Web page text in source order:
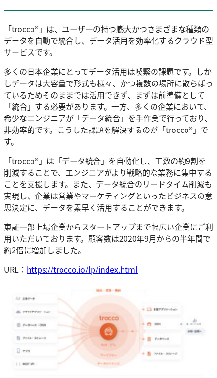
「trocco®」は、ユーザーの持つ膨大かつさまざまな種類の
データを自動で統合し、データ活用を効率化するクラウド型
サービスです。
多くの日本企業にとってデータ活用は喫緊の課題です。しか
しデータは大容量で形式も様々、かつ複数の場所に散らばっ
ているためそのままでは活用できず、まずは前準備として
「統合」する必要があります。一方、多くの企業において、
希少なエンジニアが「データ統合」を手作業で行っており、
非効率的です。こうした課題を解決するのが「trocco®」で
す。
「trocco®」は「データ統合」を自動化し、工数の約9割を
削減することで、エンジニアがより戦略的な業務に集中する
ことを支援します。また、データ統合のリードタイム削減も
実現し、企業は営業やマーケティングといったビジネスの意
思決定に、データを素早く活用することができます。
東証一部上場企業からスタートアップまで幅広い企業にご利
用いただいております。顧客数は2020年9月からの半年間で
約2倍に増加しました。
URL： https://trocco.io/lp/index.html